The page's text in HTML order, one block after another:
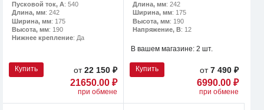
Пусковой ток, А: 540
Длина, мм: 242
Ширина, мм: 175
Высота, мм: 190
Нижнее крепление: Да
Купить от22 150 ₽
21650.00 ₽
при обмене
Длина, мм: 242
Ширина, мм: 175
Высота, мм: 190
Напряжение, В: 12
В вашем магазине: 2 шт.
Купить от7 490 ₽
6990.00 ₽
при обмене